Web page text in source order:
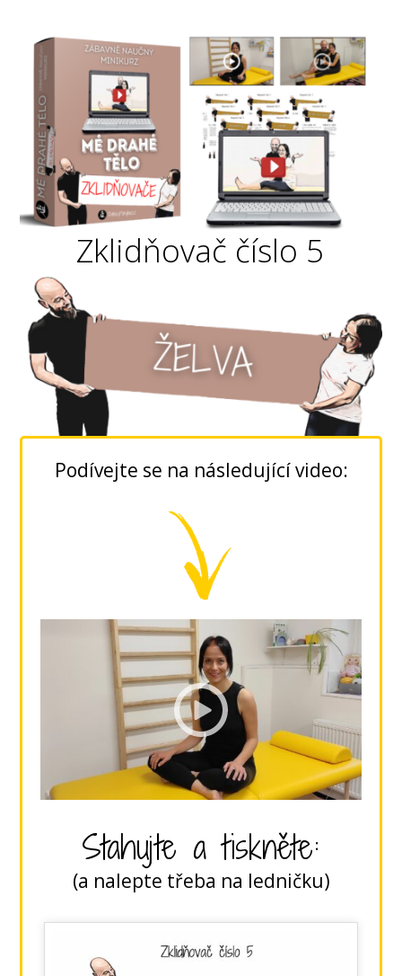
Zklidňovač číslo 5
Podívejte se na následující video:
Stahujte a tiskněte:
(a nalepte třeba na ledničku)